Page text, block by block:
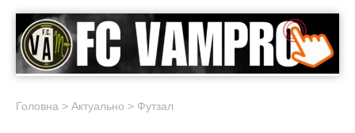
Головна > Актуально > Футзал